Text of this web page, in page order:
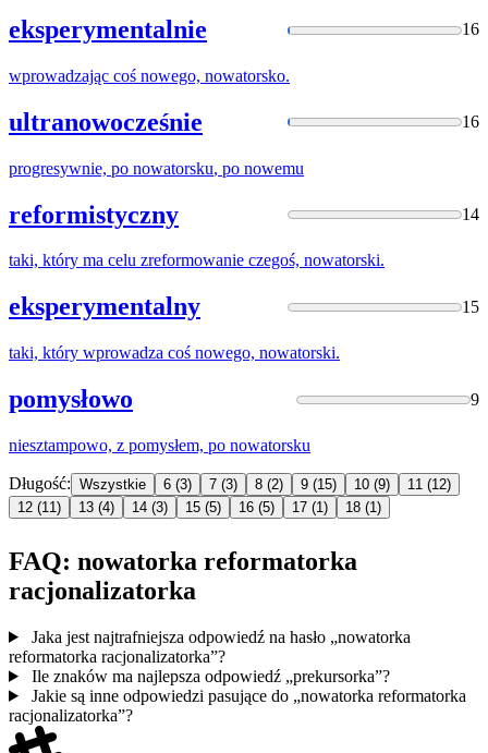
eksperymentalnie 16
wprowadzając coś nowego, nowatorsko.
ultranowocześnie 16
progresywnie, po nowatorsku, po nowemu
reformistyczny 14
taki, który ma celu zreformowanie czegoś, nowatorski.
eksperymentalny 15
taki, który wprowadza coś nowego, nowatorski.
pomysłowo 9
niesztampowo, z pomysłem, po nowatorsku
Długość: Wszystkie 6 (3) 7 (3) 8 (2) 9 (15) 10 (9) 11 (12)
12 (11) 13 (4) 14 (3) 15 (5) 16 (5) 17 (1) 18 (1)
FAQ: nowatorka reformatorka
racjonalizatorka
Jaka jest najtrafniejsza odpowiedź na hasło „nowatorka
reformatorka racjonalizatorka”?
Ile znaków ma najlepsza odpowiedź „prekursorka”?
Jakie są inne odpowiedzi pasujące do „nowatorka reformatorka
racjonalizatorka”?